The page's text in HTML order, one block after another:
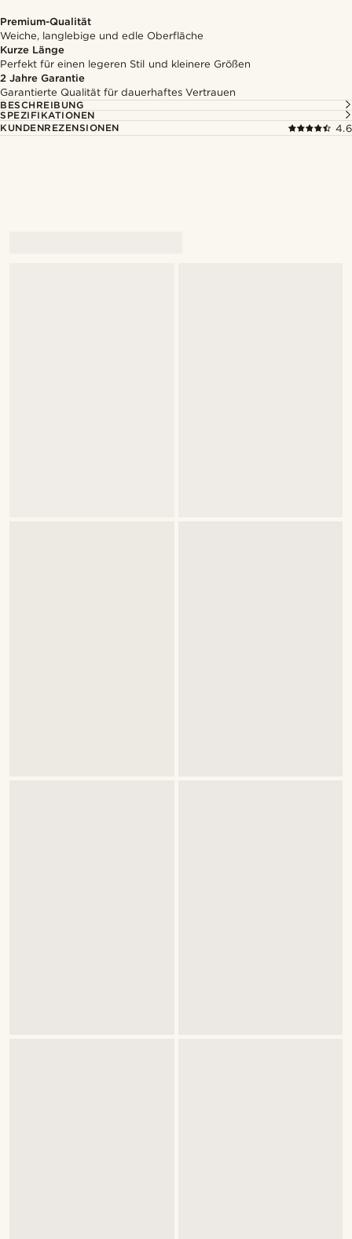
Premium-Qualität
Weiche, langlebige und edle Oberfläche
Kurze Länge
Perfekt für einen legeren Stil und kleinere Größen
2 Jahre Garantie
Garantierte Qualität für dauerhaftes Vertrauen
BESCHREIBUNG
SPEZIFIKATIONEN
KUNDENREZENSIONEN
4.6